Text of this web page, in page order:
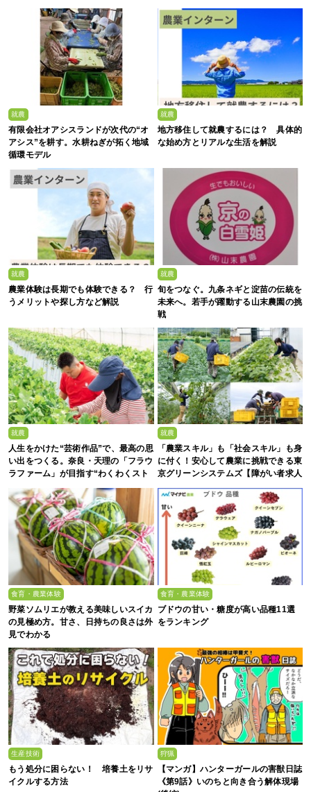
就農
有限会社オアシスランドが次代の“オ
アシス”を耕す。水耕ねぎが拓く地域
循環モデル
就農
地方移住して就農するには？ 具体的
な始め方とリアルな生活を解説
就農
農業体験は長期でも体験できる？ 行
うメリットや探し方など解説
就農
旬をつなぐ。九条ネギと淀苗の伝統を
未来へ。若手が躍動する山末農園の挑
戦
就農
人生をかけた“芸術作品”で、最高の思
い出をつくる。奈良・天理の「フラウ
ラファーム」が目指す“わくわくスト
ロベリーエンターテインメント”
就農
「農業スキル」も「社会スキル」も身
に付く！安心して農業に挑戦できる東
京グリーンシステムズ【障がい者求人
募集中】
食育・農業体験
野菜ソムリエが教える美味しいスイカ
の見極め方。甘さ、日持ちの良さは外
見でわかる
食育・農業体験
ブドウの甘い・糖度が高い品種11選
をランキング
生産技術
もう処分に困らない！ 培養土をリサ
イクルする方法
狩猟
【マンガ】ハンターガールの害獣日誌
《第9話》いのちと向き合う解体現場